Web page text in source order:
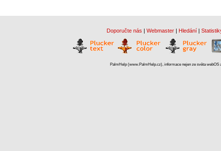
Doporučte nás | Webmaster | Hledání |
PalmHelp (www.PalmHelp.cz), informace nejen ze světa